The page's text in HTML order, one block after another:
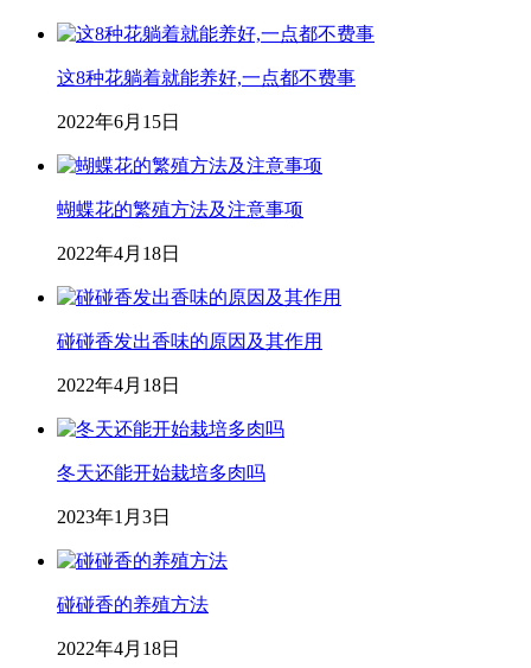
这8种花躺着就能养好,一点都不费事
2022年6月15日
蝴蝶花的繁殖方法及注意事项
2022年4月18日
碰碰香发出香味的原因及其作用
2022年4月18日
冬天还能开始栽培多肉吗
2023年1月3日
碰碰香的养殖方法
2022年4月18日